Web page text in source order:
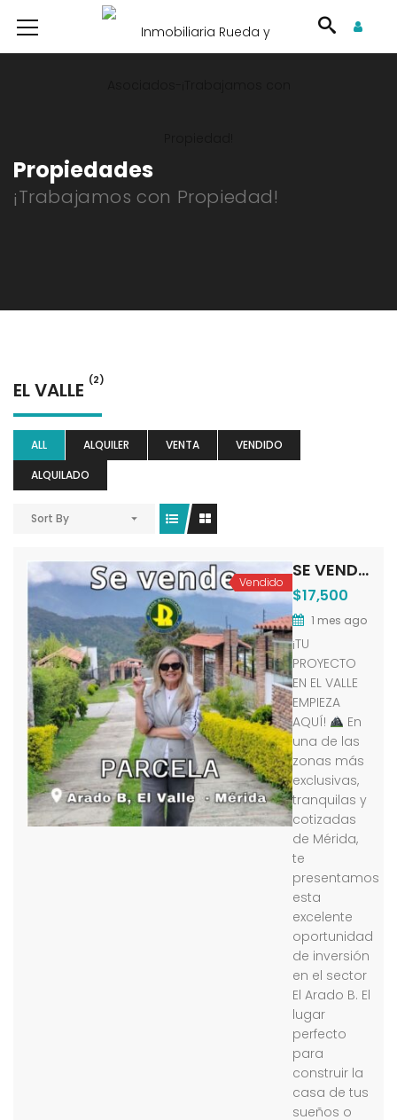
Propiedades
¡Trabajamos con Propiedad!
EL VALLE (2)
ALL ALQUILER VENTA
VENDIDO
ALQUILADO
Sort By
Vendido
SE VENDE PARCELA EN EL ARADO B EL VALLE MÉRIDA VE
$17,500
1 mes ago
¡TU
PROYECTO
EN EL VALLE
EMPIEZA
AQUÍ!
En
una de las
zonas más
exclusivas,
tranquilas y
cotizadas
de Mérida,
te
presentamos
esta
excelente
oportunidad
de inversión
en el sector
El Arado B. El
lugar
perfecto
para
construir la
casa de tus
sueños o